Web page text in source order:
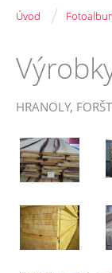
Úvod /
HRANOLY,